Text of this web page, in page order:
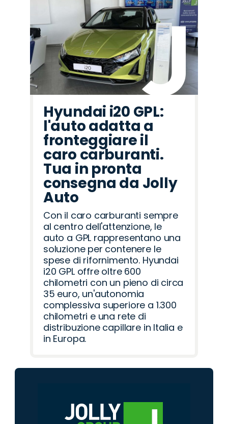
Hyundai i20 GPL:
l'auto adatta a
fronteggiare il
caro carburanti.
Tua in pronta
consegna da Jolly
Auto
Con il caro carburanti sempre
al centro dell'attenzione, le
auto a GPL rappresentano una
soluzione per contenere le
spese di rifornimento. Hyundai
i20 GPL offre oltre 600
chilometri con un pieno di circa
35 euro, un'autonomia
complessiva superiore a 1.300
chilometri e una rete di
distribuzione capillare in Italia e
in Europa.